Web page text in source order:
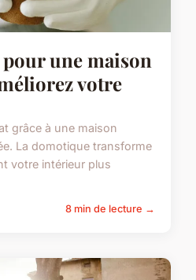
une maison
votre
grâce à une maison
La domotique transforme
votre intérieur plus
8 min de lecture →